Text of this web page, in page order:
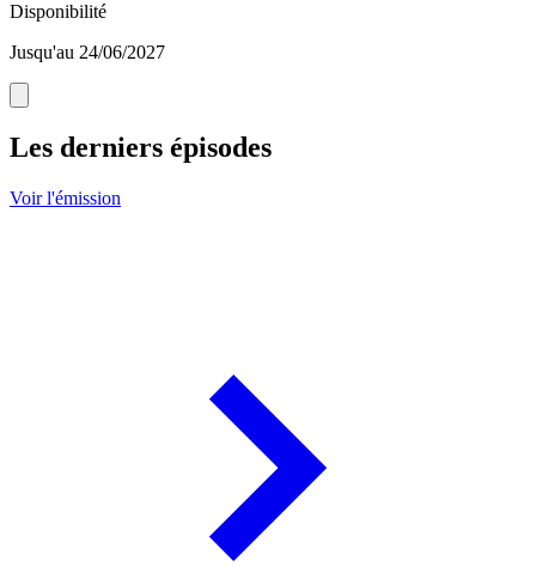
Disponibilité
Jusqu'au 24/06/2027
Les derniers épisodes
Voir l'émission